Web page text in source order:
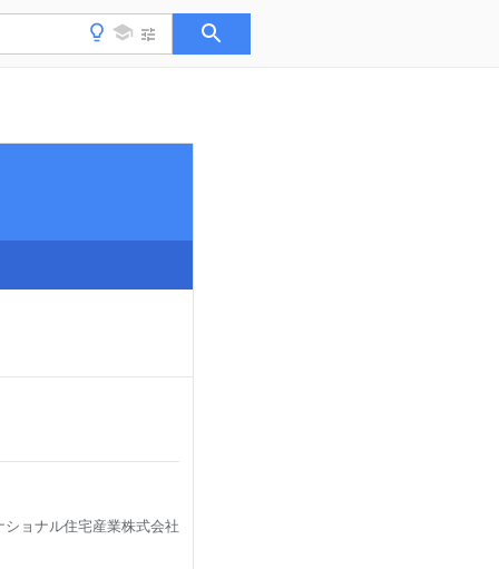
ョナル住宅産業株式会社